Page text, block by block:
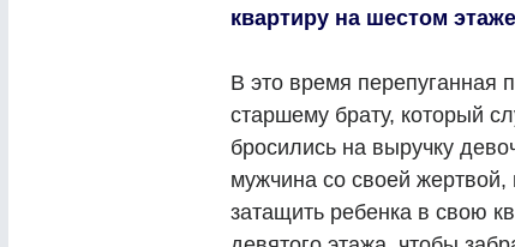
квартиру на шестом
В это время перепуганная
старшему брату, который
бросились на выручку
мужчина со своей
затащить ребенка в свою